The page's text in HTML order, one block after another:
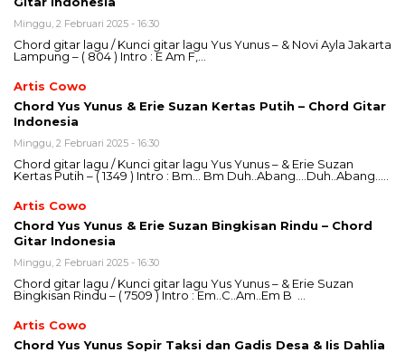
Minggu, 2 Februari 2025 - 16:30
Chord gitar lagu / Kunci gitar lagu Yus Yunus – & Novi Ayla Jakarta
Lampung – ( 804 ) Intro : E Am F,…
Artis Cowo
Chord Yus Yunus & Erie Suzan Kertas Putih – Chord Gitar
Indonesia
Minggu, 2 Februari 2025 - 16:30
Chord gitar lagu / Kunci gitar lagu Yus Yunus – & Erie Suzan
Kertas Putih – ( 1349 ) Intro : Bm… Bm Duh..Abang….Duh..Abang…..
Artis Cowo
Chord Yus Yunus & Erie Suzan Bingkisan Rindu – Chord
Gitar Indonesia
Minggu, 2 Februari 2025 - 16:30
Chord gitar lagu / Kunci gitar lagu Yus Yunus – & Erie Suzan
Bingkisan Rindu – ( 7509 ) Intro : Em..C..Am..Em B …
Artis Cowo
Chord Yus Yunus Sopir Taksi dan Gadis Desa & Iis Dahlia